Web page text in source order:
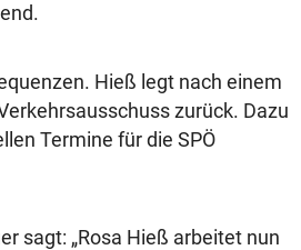
Hieß legt nach einem
zurück. Dazu
Termine für die SPÖ
sagt: „Rosa Hieß arbeitet nun